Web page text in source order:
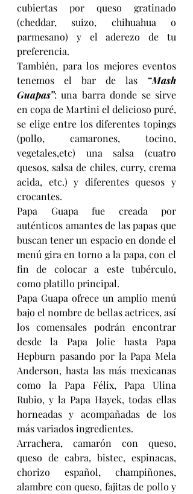
cubiertas por queso gratinado
(cheddar, suizo, chihuahua o
parmesano) y el aderezo de tu
preferencia.
También, para los mejores eventos
tenemos el bar de las “Mash
Guapas”: una barra donde se sirve
en copa de Martini el delicioso puré,
se elige entre los diferentes topings
(pollo, camarones, tocino,
vegetales,etc) una salsa (cuatro
quesos, salsa de chiles, curry, crema
acida, etc.) y diferentes quesos y
crocantes.
Papa Guapa fue creada por
auténticos amantes de las papas que
buscan tener un espacio en donde el
menú gira en torno a la papa, con el
fin de colocar a este tubérculo,
como platillo principal.
Papa Guapa ofrece un amplio menú
bajo el nombre de bellas actrices, así
los comensales podrán encontrar
desde la Papa Jolie hasta Papa
Hepburn pasando por la Papa Mela
Anderson, hasta las más mexicanas
como la Papa Félix, Papa Ulina
Rubio, y la Papa Hayek, todas ellas
horneadas y acompañadas de los
más variados ingredientes.
Arrachera, camarón con queso,
queso de cabra, bistec, espinacas,
chorizo español, champiñones,
alambre con queso, fajitas de pollo y